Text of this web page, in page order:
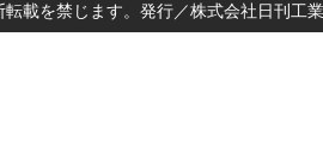
転載を禁じます。発行／株式会社日刊